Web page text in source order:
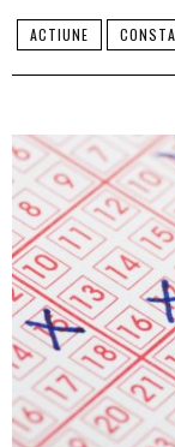
ACTIUNE